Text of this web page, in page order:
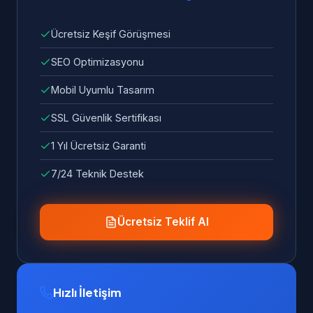
Ücretsiz Keşif Görüşmesi
SEO Optimizasyonu
Mobil Uyumlu Tasarım
SSL Güvenlik Sertifikası
1 Yıl Ücretsiz Garanti
7/24 Teknik Destek
Ücretsiz Teklif Al
Hızlı İletişim